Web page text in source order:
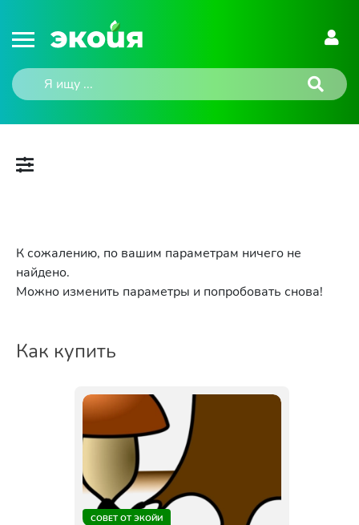
К сожалению, по вашим параметрам ничего не
найдено.
Можно изменить параметры и попробовать снова!
Как купить
СОВЕТ ОТ ЭКОЙИ